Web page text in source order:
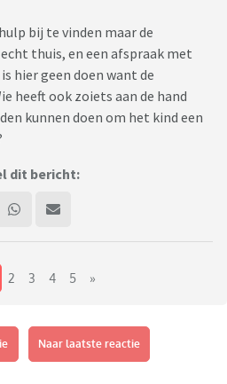
bij te vinden maar de
thuis, en een afspraak met
hier geen doen want de
heeft ook zoiets aan de hand
kunnen doen om het kind een
dit bericht:
2 3 4 5 »
Naar laatste reactie